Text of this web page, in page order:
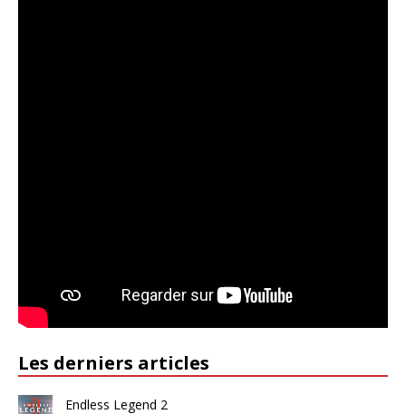
Les derniers articles
Endless Legend 2